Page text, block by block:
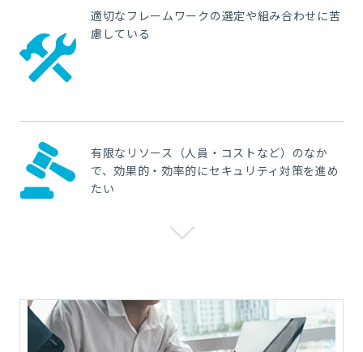
適切なフレームワークの選定や組み合わせに苦
慮している
有限なリソース（人員・コストなど）のなか
で、効果的・効率的にセキュリティ対策を進め
たい